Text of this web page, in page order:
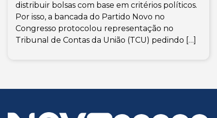
distribuir bolsas com base em critérios políticos.
Por isso, a bancada do Partido Novo no
Congresso protocolou representação no
Tribunal de Contas da União (TCU) pedindo […]